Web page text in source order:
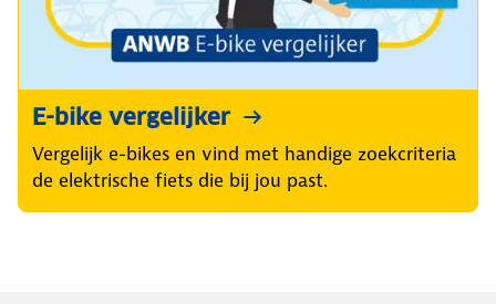
E-bike vergelijker
Vergelijk e-bikes en vind met handige zoekcriteria
de elektrische fiets die bij jou past.